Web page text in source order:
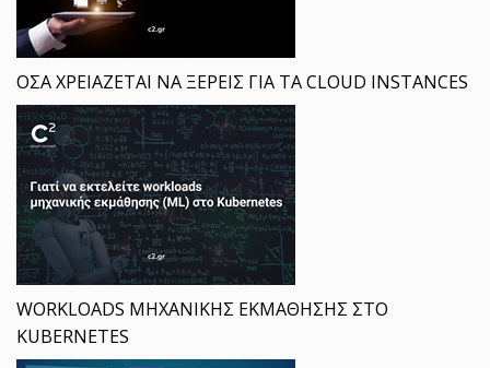
ΟΣΑ ΧΡΕΙΑΖΕΤΑΙ ΝΑ ΞΕΡΕΙΣ ΓΙΑ ΤΑ CLOUD INSTANCES
WORKLOADS ΜΗΧΑΝΙΚΗΣ ΕΚΜΑΘΗΣΗΣ ΣΤΟ
KUBERNETES